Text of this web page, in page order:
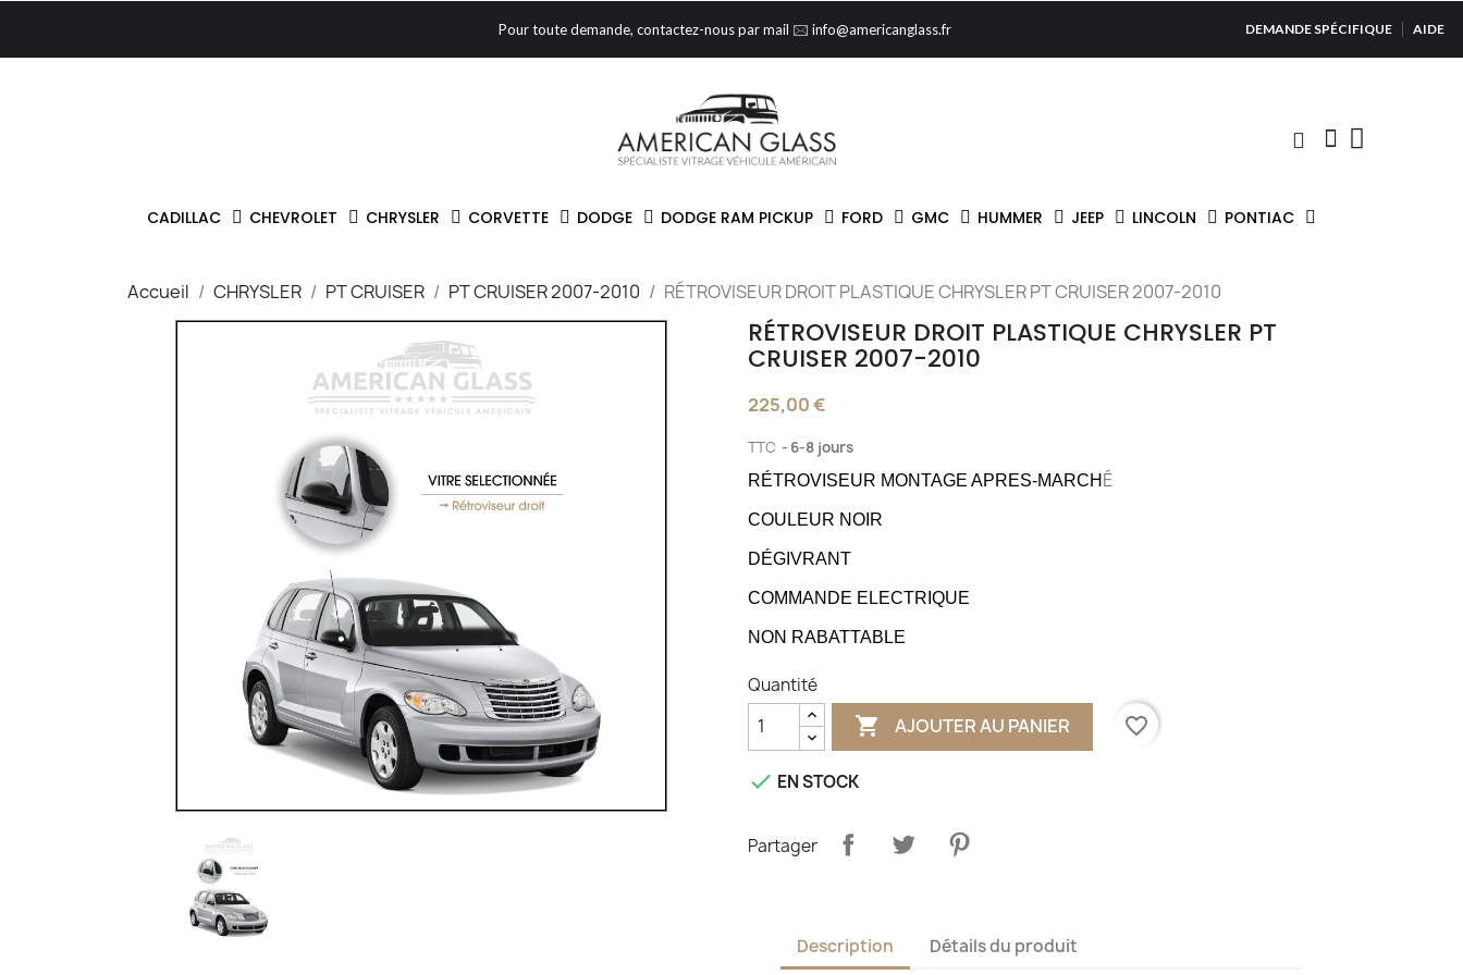
Pour toute demande, contactez-nous par mail 🖂 info@americanglass.fr DEMANDE SPÉCIFIQUE AIDE
CADILLAC CHEVROLET CHRYSLER CORVETTE DODGE DODGE RAM PICKUP FORD GMC HUMMER JEEP LINCOLN PONTIAC
Accueil CHRYSLER PT CRUISER PT CRUISER 2007-2010 RÉTROVISEUR DROIT PLASTIQUE CHRYSLER PT CRUISER 2007-2010
RÉTROVISEUR DROIT PLASTIQUE CHRYSLER PT
CRUISER 2007-2010
225,00 €
TTC 6-8 jours
RÉTROVISEUR MONTAGE APRES-MARCH É
COULEUR NOIR
DÉGIVRANT
COMMANDE ELECTRIQUE
NON RABATTABLE
Quantité
 AJOUTER AU PANIER favorite_border
 EN STOCK
Partager
Description Détails du produit